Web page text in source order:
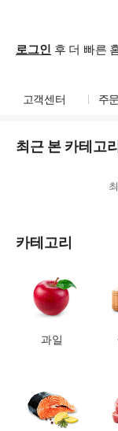
로그인 후 더 빠른
고객센터 주
최근 본 카테고리
카테고리
과일